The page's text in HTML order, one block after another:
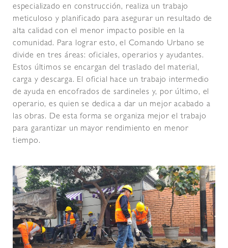
especializado en construcción, realiza un trabajo
meticuloso y planificado para asegurar un resultado de
alta calidad con el menor impacto posible en la
comunidad. Para lograr esto, el Comando Urbano se
divide en tres áreas: oficiales, operarios y ayudantes.
Estos últimos se encargan del traslado del material,
carga y descarga. El oficial hace un trabajo intermedio
de ayuda en encofrados de sardineles y, por último, el
operario, es quien se dedica a dar un mejor acabado a
las obras. De esta forma se organiza mejor el trabajo
para garantizar un mayor rendimiento en menor
tiempo.